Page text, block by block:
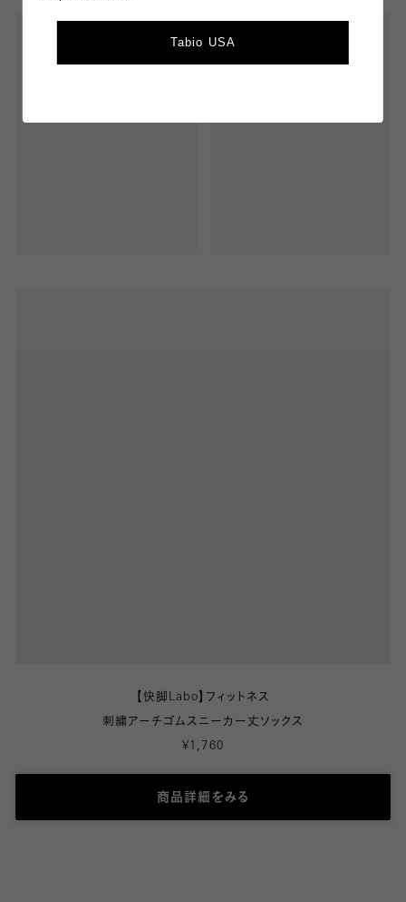
【快脚Labo】フィットネス
刺繍アーチゴムスニーカー丈ソックス
¥1,760
商品詳細をみる
Tabio USA